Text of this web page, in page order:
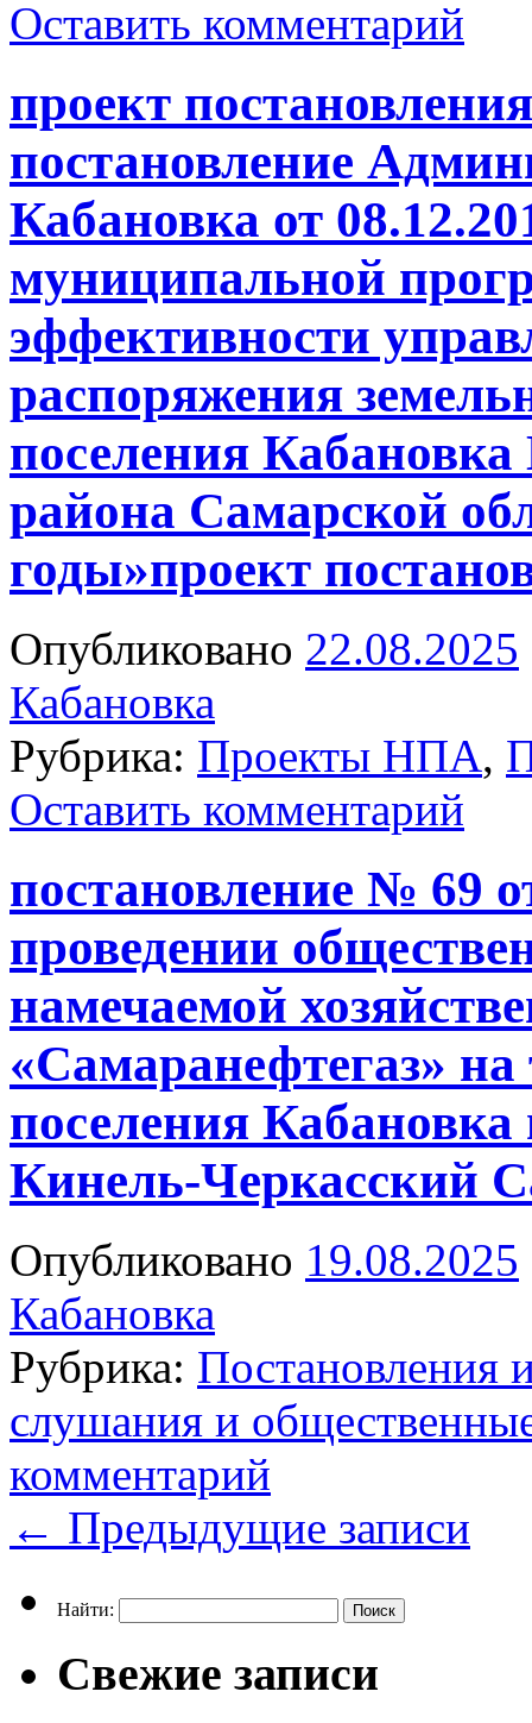
Оставить комментарий
проект
постановление
Кабановка от
муниципальной
эффективности
распоряжения
поселения
района Самарской
годы»проект
Опубликовано 22.08.2025
Кабановка
Рубрика: Проекты НПА,
Оставить комментарий
постановление № 69
проведении
намечаемой
«Самаранефтегаз» на
поселения
Кинель-Черкасский
Опубликовано 19.08.2025
Кабановка
Рубрика: Постановления
слушания и
комментарий
← Предыдущие записи
Найти:
Свежие записи